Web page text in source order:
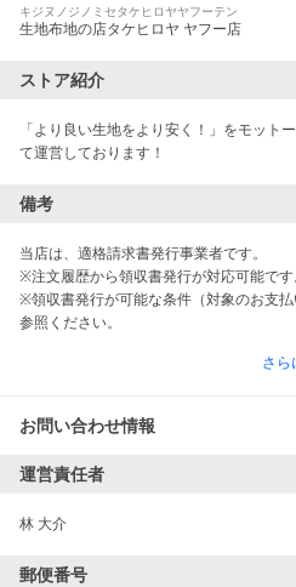
キジヌノジノミセタケヒロヤヤフーテン
生地布地の店タケヒロヤ ヤフー店
ストア紹介
「より良い生地をより安く！」をモット
て運営しております！
備考
当店は、適格請求書発行事業者です。
※注文履歴から領収書発行が対応可能です
※領収書発行が可能な条件（対象のお支
参照ください。
さら
お問い合わせ情報
運営責任者
林 大介
郵便番号